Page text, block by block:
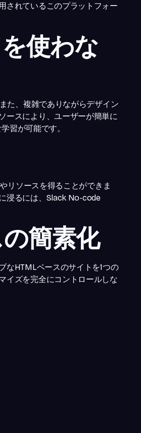
されているこのプラットフォー
使わな
た、複雑でありながらデザイン
ースにより、ユーザーが簡単に
習が可能です。
リソースを得ることができま
浸るには、Slack No-code
簡素化
なHTMLベースのサイトを1つの
イズを完全にコントロールしな